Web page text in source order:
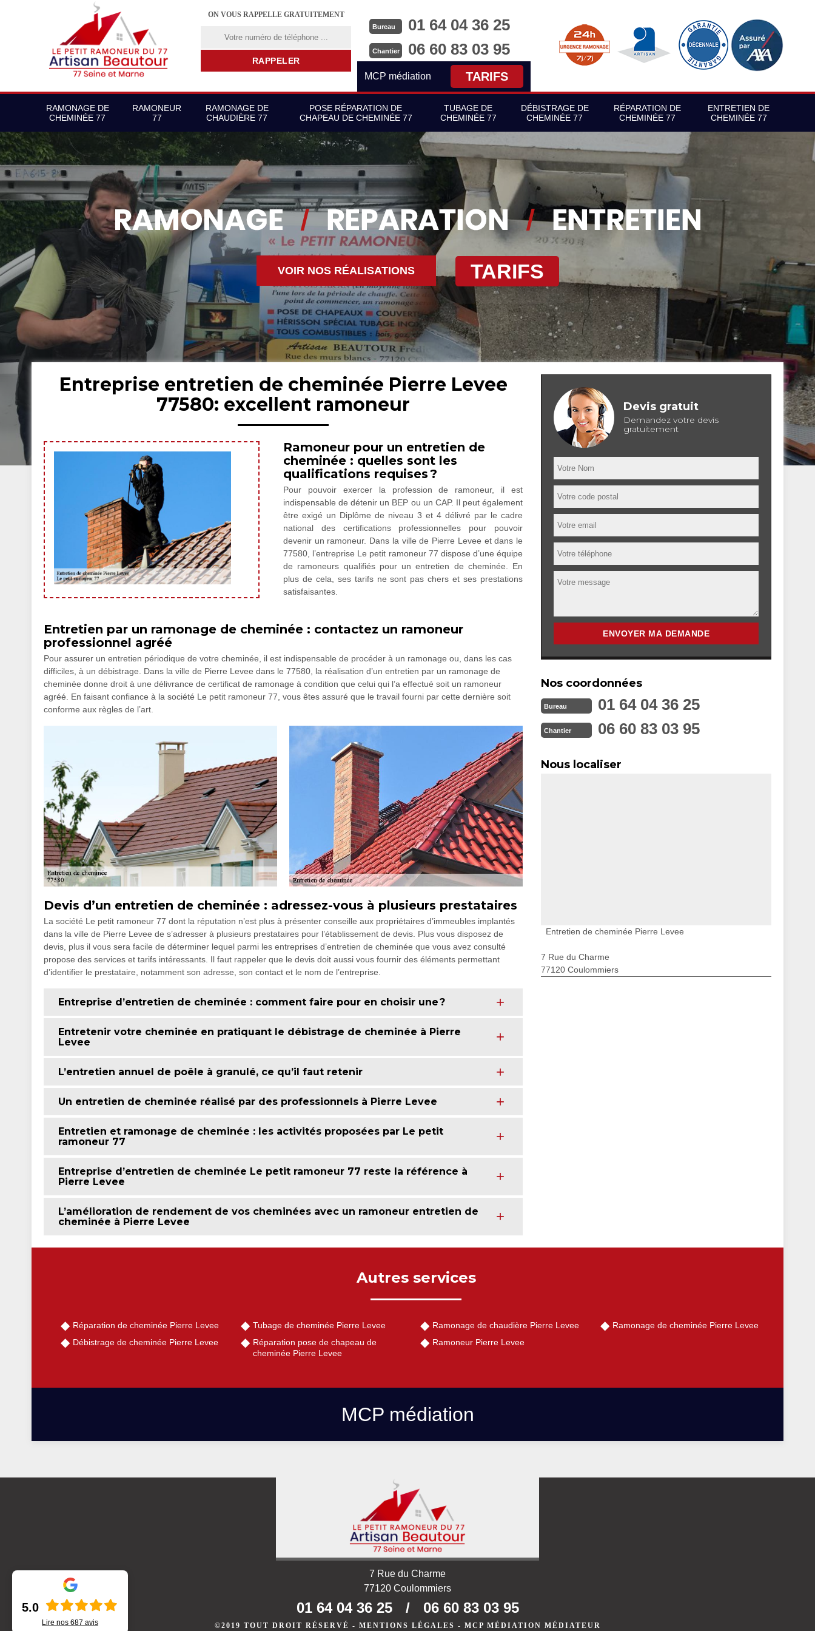
ON VOUS RAPPELLE GRATUITEMENT
Bureau 01 64 04 36 25
Chantier 06 60 83 03 95
MCP médiation TARIFS
RAMONAGE DE
CHEMINÉE 77
RAMONEUR
77
RAMONAGE DE
CHAUDIÈRE 77
POSE RÉPARATION DE
CHAPEAU DE CHEMINÉE 77
TUBAGE DE
CHEMINÉE 77
DÉBISTRAGE DE
CHEMINÉE 77
RÉPARATION DE
CHEMINÉE 77
ENTRETIEN DE
CHEMINÉE 77
VOIR NOS RÉALISATIONS TARIFS
Entreprise entretien de cheminée Pierre Levee
77580: excellent ramoneur
Ramoneur pour un entretien de
cheminée : quelles sont les
qualifications requises ?
Pour pouvoir exercer la profession de ramoneur, il est
indispensable de détenir un BEP ou un CAP. Il peut également
être exigé un Diplôme de niveau 3 et 4 délivré par le cadre
national des certifications professionnelles pour pouvoir
devenir un ramoneur. Dans la ville de Pierre Levee et dans le
77580, l’entreprise Le petit ramoneur 77 dispose d’une équipe
de ramoneurs qualifiés pour un entretien de cheminée. En
plus de cela, ses tarifs ne sont pas chers et ses prestations
satisfaisantes.
Entretien par un ramonage de cheminée : contactez un ramoneur
professionnel agréé
Pour assurer un entretien périodique de votre cheminée, il est indispensable de procéder à un ramonage ou, dans les cas
difficiles, à un débistrage. Dans la ville de Pierre Levee dans le 77580, la réalisation d’un entretien par un ramonage de
cheminée donne droit à une délivrance de certificat de ramonage à condition que celui qui l’a effectué soit un ramoneur
agréé. En faisant confiance à la société Le petit ramoneur 77, vous êtes assuré que le travail fourni par cette dernière soit
conforme aux règles de l’art.
Devis d’un entretien de cheminée : adressez-vous à plusieurs prestataires
La société Le petit ramoneur 77 dont la réputation n’est plus à présenter conseille aux propriétaires d’immeubles implantés
dans la ville de Pierre Levee de s’adresser à plusieurs prestataires pour l’établissement de devis. Plus vous disposez de
devis, plus il vous sera facile de déterminer lequel parmi les entreprises d’entretien de cheminée que vous avez consulté
propose des services et tarifs intéressants. Il faut rappeler que le devis doit aussi vous fournir des éléments permettant
d’identifier le prestataire, notamment son adresse, son contact et le nom de l’entreprise.
Entreprise d’entretien de cheminée : comment faire pour en choisir une ?
Entretenir votre cheminée en pratiquant le débistrage de cheminée à Pierre
Levee
L’entretien annuel de poêle à granulé, ce qu’il faut retenir
Un entretien de cheminée réalisé par des professionnels à Pierre Levee
Entretien et ramonage de cheminée : les activités proposées par Le petit
ramoneur 77
Entreprise d’entretien de cheminée Le petit ramoneur 77 reste la référence à
Pierre Levee
L’amélioration de rendement de vos cheminées avec un ramoneur entretien de
cheminée à Pierre Levee
Devis gratuit
Demandez votre devis
gratuitement
Nos coordonnées
Bureau 01 64 04 36 25
Chantier 06 60 83 03 95
Nous localiser
Entretien de cheminée Pierre Levee
7 Rue du Charme
77120 Coulommiers
Autres services
Réparation de cheminée Pierre Levee
Débistrage de cheminée Pierre Levee
Tubage de cheminée Pierre Levee
Réparation pose de chapeau de
cheminée Pierre Levee
Ramonage de chaudière Pierre Levee
Ramoneur Pierre Levee
Ramonage de cheminée Pierre Levee
MCP médiation
7 Rue du Charme
77120 Coulommiers
01 64 04 36 25 / 06 60 83 03 95
©2019 TOUT DROIT RÉSERVÉ - MENTIONS LÉGALES - MCP MÉDIATION MÉDIATEUR
5.0
Lire nos 687 avis